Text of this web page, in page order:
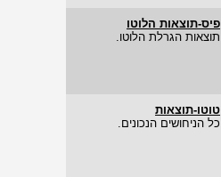
פיס-תוצאות הלוטו
תוצאות הגרלת הלוטו.
טוטו-תוצאות
כל הניחושים הנכונים.